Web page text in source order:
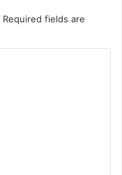
Required fields are